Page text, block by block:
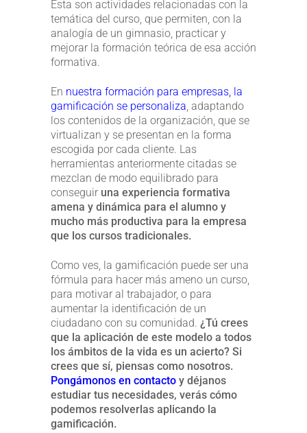
Ésta son actividades relacionadas con la
temática del curso, que permiten, con la
analogía de un gimnasio, practicar y
mejorar la formación teórica de esa acción
formativa.
En nuestra formación para empresas, la
gamificación se personaliza, adaptando
los contenidos de la organización, que se
virtualizan y se presentan en la forma
escogida por cada cliente. Las
herramientas anteriormente citadas se
mezclan de modo equilibrado para
conseguir una experiencia formativa
amena y dinámica para el alumno y
mucho más productiva para la empresa
que los cursos tradicionales.
Como ves, la gamificación puede ser una
fórmula para hacer más ameno un curso,
para motivar al trabajador, o para
aumentar la identificación de un
ciudadano con su comunidad. ¿Tú crees
que la aplicación de este modelo a todos
los ámbitos de la vida es un acierto? Si
crees que sí, piensas como nosotros.
Pongámonos en contacto y déjanos
estudiar tus necesidades, verás cómo
podemos resolverlas aplicando la
gamificación.